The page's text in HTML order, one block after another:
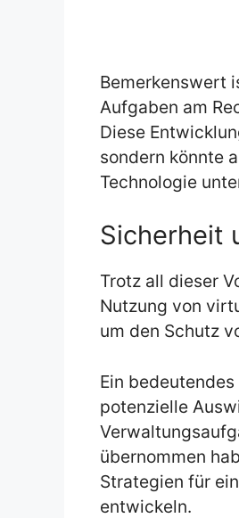
Bemerkenswert
Aufgaben am
Diese
sondern könnte
Technologie
Sicherheit
Trotz all dieser
Nutzung von
um den Schutz
Ein
potenzielle
übernommen
Strategien für
entwickeln.